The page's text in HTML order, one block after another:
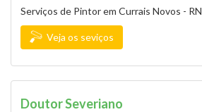
Serviços de Pintor em Currais Novos - RN
Veja os seviços
Doutor Severiano